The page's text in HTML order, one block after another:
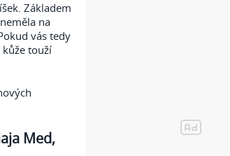
Základem
na
vás tedy
touží
Med,